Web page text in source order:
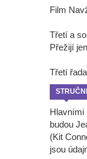
Film
Třetí a
Přežijí
Třetí
Hlavními
budou
(Kit
jsou